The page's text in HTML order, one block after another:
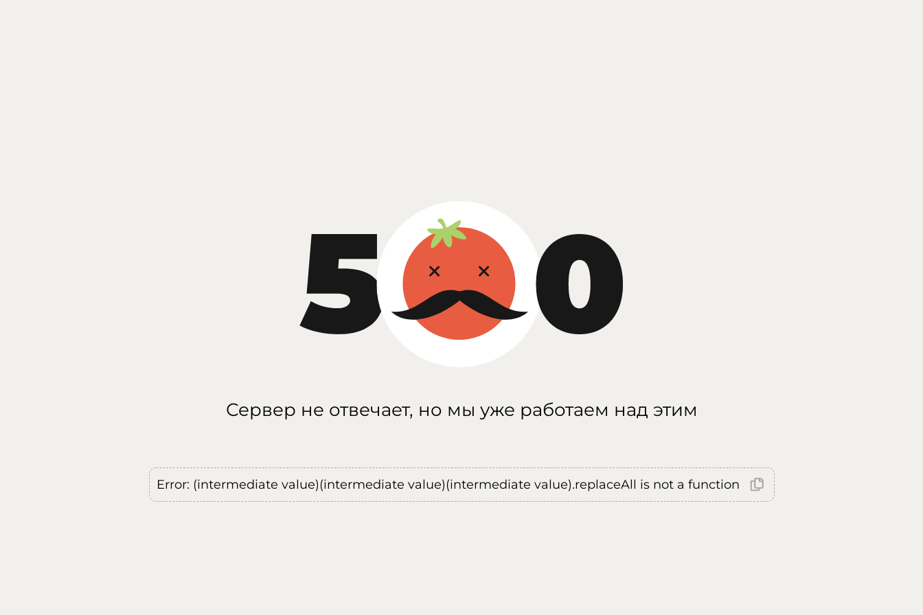
Сервер не отвечает, но мы уже работаем над этим
Error: (intermediate value)(intermediate value)(intermediate value).replaceAll is not a function